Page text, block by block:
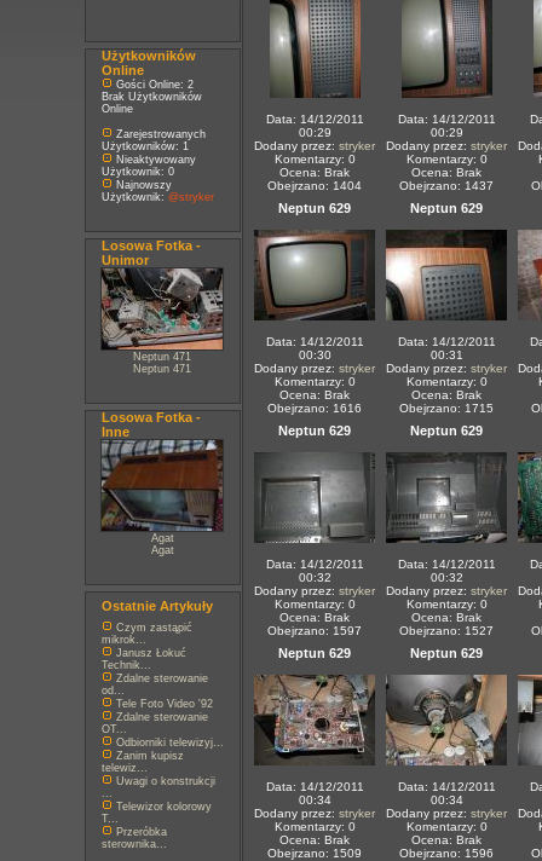
Użytkowników
Online
Gości Online: 2
Brak Użytkowników
Online
Zarejestrowanych
Użytkowników: 1
Nieaktywowany
Użytkownik: 0
Najnowszy
Użytkownik: @stryker
Losowa Fotka -
Unimor
Neptun 471
Neptun 471
Losowa Fotka -
Inne
Agat
Agat
Ostatnie Artykuły
Czym zastąpić
mikrok...
Janusz Łokuć
Technik...
Zdalne sterowanie
od...
Tele Foto Video '92
Zdalne sterowanie
OT...
Odbiorniki telewizyj...
Zanim kupisz
telewiz...
Uwagi o konstrukcji
...
Telewizor kolorowy
T...
Przeróbka
sterownika...
Data: 14/12/2011
00:29
Dodany przez: stryker
Komentarzy: 0
Ocena: Brak
Obejrzano: 1404
Data: 14/12/2011
00:29
Dodany przez: stryker
Komentarzy: 0
Ocena: Brak
Obejrzano: 1437
Neptun 629
Data: 14/12/2011
00:30
Dodany przez: stryker
Komentarzy: 0
Ocena: Brak
Obejrzano: 1616
Neptun 629
Data: 14/12/2011
00:31
Dodany przez: stryker
Komentarzy: 0
Ocena: Brak
Obejrzano: 1715
Neptun 629
Data: 14/12/2011
00:32
Dodany przez: stryker
Komentarzy: 0
Ocena: Brak
Obejrzano: 1597
Neptun 629
Data: 14/12/2011
00:32
Dodany przez: stryker
Komentarzy: 0
Ocena: Brak
Obejrzano: 1527
Neptun 629
Data: 14/12/2011
00:34
Dodany przez: stryker
Komentarzy: 0
Ocena: Brak
Obejrzano: 1509
Neptun 629
Data: 14/12/2011
00:34
Dodany przez: stryker
Komentarzy: 0
Ocena: Brak
Obejrzano: 1596